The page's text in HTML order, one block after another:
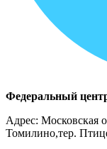
Федеральный
Адрес: Московская
Томилино,тер.